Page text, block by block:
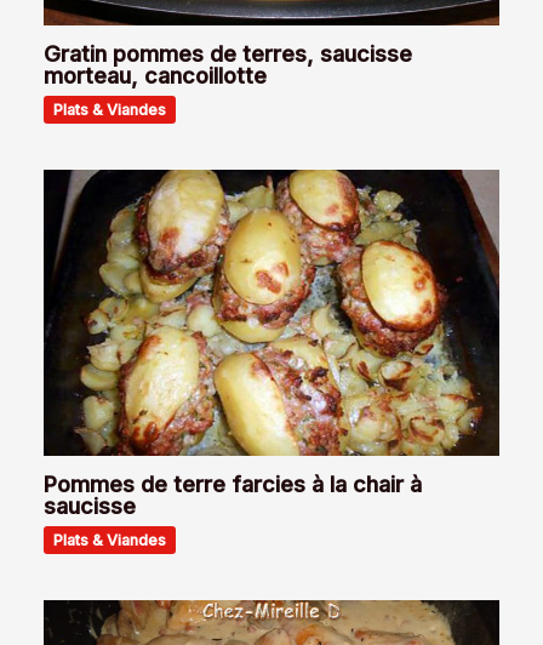
Gratin pommes de terres, saucisse
morteau, cancoillotte
Plats & Viandes
Pommes de terre farcies à la chair à
saucisse
Plats & Viandes